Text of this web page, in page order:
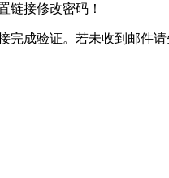
链接修改密码！
成验证。若未收到邮件请